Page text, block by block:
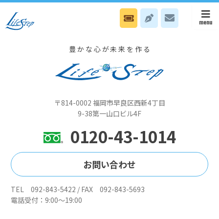
9月19日（金）本部はスタッフ無料電話Nカウンセリング日、八幡オフ
ィスは飯塚研究開発センターでセミナーです
豊かな心が未来を作る
〒814-0002 福岡市早良区西新4丁目
9-38第一山口ビル4F
0120-43-1014
お問い合わせ
TEL 092-843-5422 / FAX 092-843-5693
電話受付：9:00～19:00